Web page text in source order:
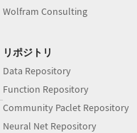
Wolfram Consulting
リポジトリ
Data Repository
Function Repository
Community Paclet Repository
Neural Net Repository